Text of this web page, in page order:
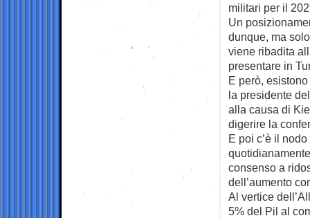
militari per il
Un
dunque, ma
viene ribadita
presentare in
E però,
la presidente
alla causa di
digerire la
E poi c’è il
consenso a
dell’aumento
Al vertice
5% del Pil al